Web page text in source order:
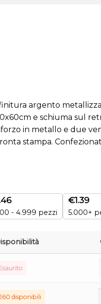
argento
e schiuma sul
in metallo e due
stampa.
- 4.999 pezzi
€1.39
5.000+
disponibili